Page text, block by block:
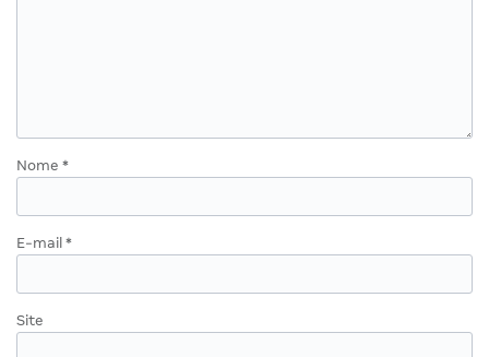
Nome *
E-mail *
Site